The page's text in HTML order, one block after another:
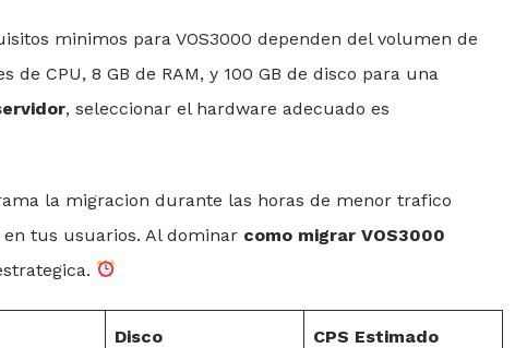
minimos para VOS3000 dependen del volumen de
CPU, 8 GB de RAM, y 100 GB de disco para una
, seleccionar el hardware adecuado es
la migracion durante las horas de menor trafico
tus usuarios. Al dominar como migrar VOS3000
Disco CPS Estimado